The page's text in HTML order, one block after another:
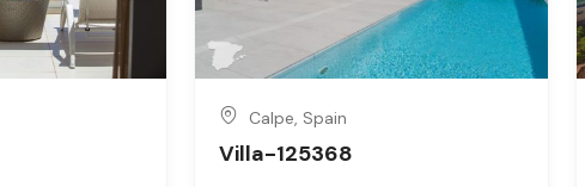
Calpe, Spain
Villa-125368